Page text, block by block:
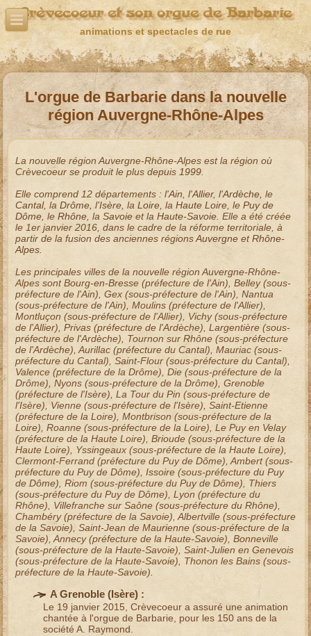
Crèvecoeur et son orgue de Barbarie
animations et spectacles de rue
L'orgue de Barbarie dans la nouvelle
région Auvergne-Rhône-Alpes
La nouvelle régionAuvergne-Rhône-Alpesest la région où
Crèvecoeur se produit le plus depuis 1999.
Elle comprend 12 départements : l'Ain, l'Allier, l'Ardèche, le
Cantal, la Drôme, l'Isère, la Loire, la Haute Loire, le Puy de
Dôme, le Rhône, la Savoieet la Haute-Savoie. Elle a été créée
le 1er janvier 2016, dans le cadre de la réforme territoriale, à
partir de la fusion des anciennes régionsAuvergneetRhône-
Alpes.
Les principales villes de la nouvelle région Auvergne-Rhône-
AlpessontBourg-en-Bresse(préfecture de l'Ain), Belley(sous-
préfecture de l'Ain), Gex(sous-préfecture de l'Ain), Nantua
(sous-préfecture de l'Ain), Moulins(préfecture de l'Allier),
Montluçon (sous-préfecture de l'Allier), Vichy(sous-préfecture
de l'Allier), Privas(préfecture de l'Ardèche), Largentière(sous-
préfecture de l'Ardèche), Tournon sur Rhône(sous-préfecture
de l'Ardèche),Aurillac(préfecture du Cantal), Mauriac(sous-
préfecture du Cantal), Saint-Flour(sous-préfecture du Cantal),
Valence(préfecture de la Drôme), Die(sous-préfecture de la
Drôme), Nyons(sous-préfecture de la Drôme), Grenoble
(préfecture de l'Isère), La Tour du Pin (sous-préfecture de
l'Isère), Vienne(sous-préfecture de l'Isère), Saint-Etienne
(préfecture de la Loire), Montbrison (sous-préfecture de la
Loire), Roanne(sous-préfecture de la Loire), Le Puy en Velay
(préfecture de la Haute Loire), Brioude(sous-préfecture de la
Haute Loire), Yssingeaux(sous-préfecture de la Haute Loire),
Clermont-Ferrand(préfecture du Puy de Dôme),Ambert(sous-
préfecture du Puy de Dôme), Issoire(sous-préfecture du Puy
de Dôme), Riom (sous-préfecture du Puy de Dôme), Thiers
(sous-préfecture du Puy de Dôme), Lyon (préfecture du
Rhône), Villefranche sur Saône(sous-préfecture du Rhône),
Chambéry(préfecture de la Savoie),Albertville(sous-préfecture
de la Savoie), Saint-Jean de Maurienne(sous-préfecture de la
Savoie),Annecy(préfecture de la Haute-Savoie), Bonneville
(sous-préfecture de la Haute-Savoie), Saint-Julien en Genevois
(sous-préfecture de la Haute-Savoie), Thonon les Bains(sous-
préfecture de la Haute-Savoie).
A Grenoble ( Isère) :
Le 19 janvier 2015, Crèvecoeur a assuré une animation
chantée à l'orgue de Barbarie, pour les 150 ans de la
société A. Raymond.